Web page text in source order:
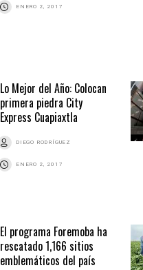
ENERO 2, 2017
Lo Mejor del Año: Colocan
primera piedra City
Express Cuapiaxtla
DIEGO RODRÍGUEZ
ENERO 2, 2017
El programa Foremoba ha
rescatado 1,166 sitios
emblemáticos del país